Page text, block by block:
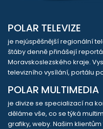
POLAR TELEVIZE
je nejúspěšnější regionální
štáby denně přinášejí
Moravskoslezského kraje.
televizního vysílání, portálu
POLAR MULTIMEDIA
je divize se specializací na
děláme vše, co se týká
grafiky, weby. Našim